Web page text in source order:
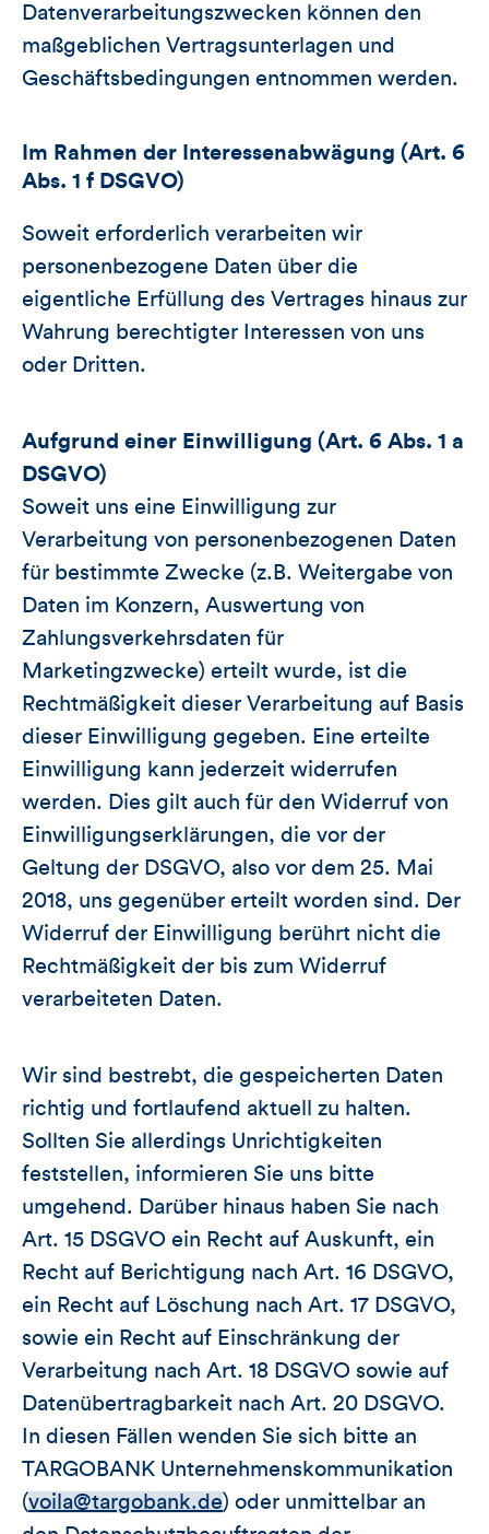
Datenverarbeitungszwecken können den
maßgeblichen Vertragsunterlagen und
Geschäftsbedingungen entnommen werden.
Im Rahmen der Interessenabwägung (Art. 6
Abs. 1 f DSGVO)
Soweit erforderlich verarbeiten wir
personenbezogene Daten über die
eigentliche Erfüllung des Vertrages hinaus zur
Wahrung berechtigter Interessen von uns
oder Dritten.
Aufgrund einer Einwilligung (Art. 6 Abs. 1 a
DSGVO)
Soweit uns eine Einwilligung zur
Verarbeitung von personenbezogenen Daten
für bestimmte Zwecke (z.B. Weitergabe von
Daten im Konzern, Auswertung von
Zahlungsverkehrsdaten für
Marketingzwecke) erteilt wurde, ist die
Rechtmäßigkeit dieser Verarbeitung auf Basis
dieser Einwilligung gegeben. Eine erteilte
Einwilligung kann jederzeit widerrufen
werden. Dies gilt auch für den Widerruf von
Einwilligungserklärungen, die vor der
Geltung der DSGVO, also vor dem 25. Mai
2018, uns gegenüber erteilt worden sind. Der
Widerruf der Einwilligung berührt nicht die
Rechtmäßigkeit der bis zum Widerruf
verarbeiteten Daten.
Wir sind bestrebt, die gespeicherten Daten
richtig und fortlaufend aktuell zu halten.
Sollten Sie allerdings Unrichtigkeiten
feststellen, informieren Sie uns bitte
umgehend. Darüber hinaus haben Sie nach
Art. 15 DSGVO ein Recht auf Auskunft, ein
Recht auf Berichtigung nach Art. 16 DSGVO,
ein Recht auf Löschung nach Art. 17 DSGVO,
sowie ein Recht auf Einschränkung der
Verarbeitung nach Art. 18 DSGVO sowie auf
Datenübertragbarkeit nach Art. 20 DSGVO.
In diesen Fällen wenden Sie sich bitte an
TARGOBANK Unternehmenskommunikation
(voila@targobank.de) oder unmittelbar an